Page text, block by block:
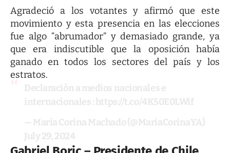
Agradeció a los votantes y afirmó que este
movimiento y esta presencia en las elecciones
fue algo “abrumador” y demasiado grande, ya
que era indiscutible que la oposición había
ganado en todos los sectores del país y los
estratos.